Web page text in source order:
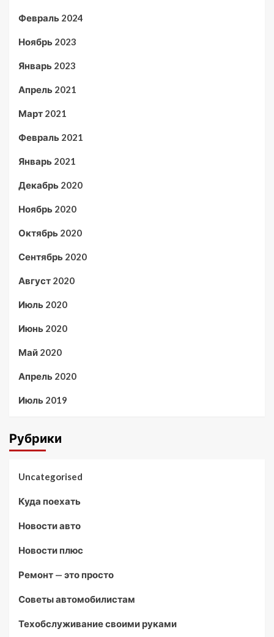
Февраль 2024
Ноябрь 2023
Январь 2023
Апрель 2021
Март 2021
Февраль 2021
Январь 2021
Декабрь 2020
Ноябрь 2020
Октябрь 2020
Сентябрь 2020
Август 2020
Июль 2020
Июнь 2020
Май 2020
Апрель 2020
Июль 2019
Рубрики
Uncategorised
Куда поехать
Новости авто
Новости плюс
Ремонт — это просто
Советы автомобилистам
Техобслуживание своими руками